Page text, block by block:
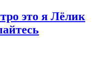
это я Лёлик